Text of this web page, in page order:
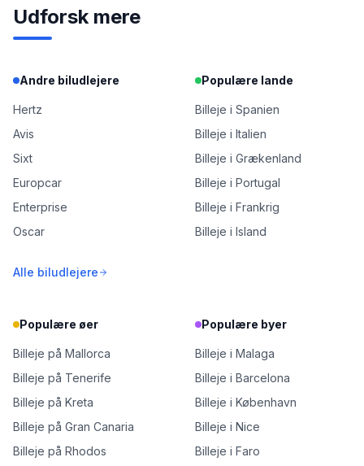
Udforsk mere
Andre biludlejere
Hertz
Avis
Sixt
Europcar
Enterprise
Oscar
Alle biludlejere
Populære lande
Billeje i Spanien
Billeje i Italien
Billeje i Grækenland
Billeje i Portugal
Billeje i Frankrig
Billeje i Island
Populære øer
Billeje på Mallorca
Billeje på Tenerife
Billeje på Kreta
Billeje på Gran Canaria
Billeje på Rhodos
Populære byer
Billeje i Malaga
Billeje i Barcelona
Billeje i København
Billeje i Nice
Billeje i Faro